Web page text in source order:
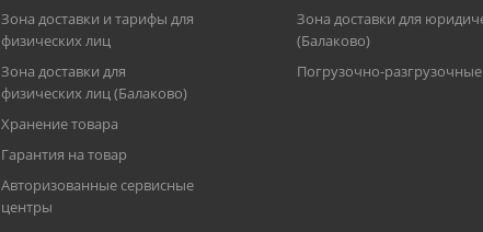
Зона доставки и тарифы для
физических лиц
Зона доставки для
физических лиц (Балаково)
Хранение товара
Гарантия на товар
Авторизованные сервисные
центры
Зона доставки для
(Балаково)
Погрузочно-